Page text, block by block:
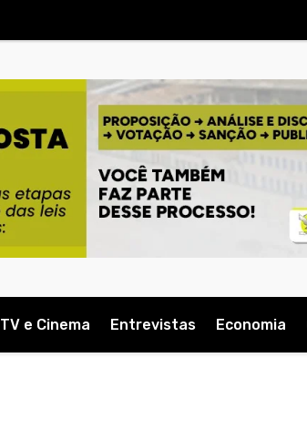
TV e Cinema Entrevistas Economia